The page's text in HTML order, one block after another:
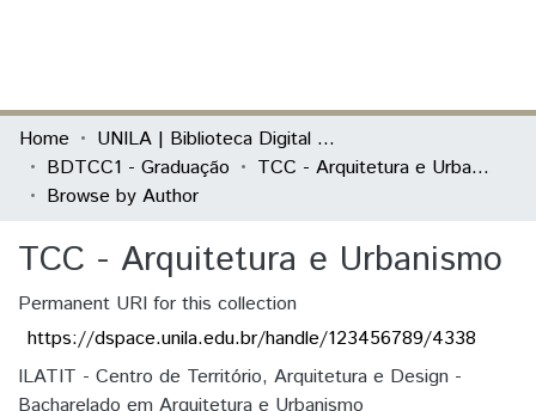
Communities & Collections
All of DSpace
Home
UNILA | Biblioteca Digital de Trabalhos de Conclusão de Curso
BDTCC1 - Graduação
TCC - Arquitetura e Urbanismo
Browse by Author
TCC - Arquitetura e Urbanismo
Permanent URI for this collection
https://dspace.unila.edu.br/handle/123456789/4338
ILATIT - Centro de Território, Arquitetura e Design -